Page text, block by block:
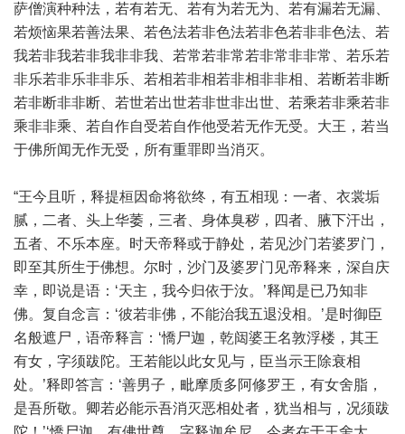
萨僧演种种法，若有若无、若有为若无为、若有漏若无漏、
若烦恼果若善法果、若色法若非色法若非色若非非色法、若
我若非我若非我非非我、若常若非常若非常非非常、若乐若
非乐若非乐非非乐、若相若非相若非相非非相、若断若非断
若非断非非断、若世若出世若非世非出世、若乘若非乘若非
乘非非乘、若自作自受若自作他受若无作无受。大王，若当
于佛所闻无作无受，所有重罪即当消灭。
“王今且听，释提桓因命将欲终，有五相现：一者、衣裳垢
腻，二者、头上华萎，三者、身体臭秽，四者、腋下汗出，
五者、不乐本座。时天帝释或于静处，若见沙门若婆罗门，
即至其所生于佛想。尔时，沙门及婆罗门见帝释来，深自庆
幸，即说是语：‘天主，我今归依于汝。’释闻是已乃知非
佛。复自念言：‘彼若非佛，不能治我五退没相。’是时御臣
名般遮尸，语帝释言：‘憍尸迦，乾闼婆王名敦浮楼，其王
有女，字须跋陀。王若能以此女见与，臣当示王除衰相
处。’释即答言：‘善男子，毗摩质多阿修罗王，有女舍脂，
是吾所敬。卿若必能示吾消灭恶相处者，犹当相与，况须跋